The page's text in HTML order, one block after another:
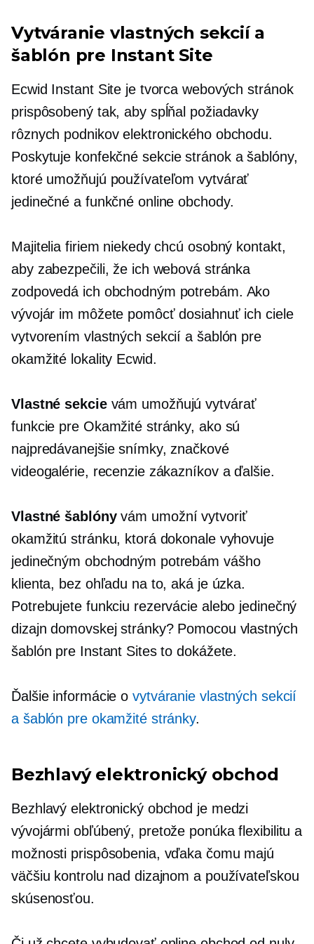
Vytváranie vlastných sekcií a
šablón pre Instant Site
Ecwid Instant Site je tvorca webových stránok
prispôsobený tak, aby spĺňal požiadavky
rôznych podnikov elektronického obchodu.
Poskytuje konfekčné sekcie stránok a šablóny,
ktoré umožňujú používateľom vytvárať
jedinečné a funkčné online obchody.
Majitelia firiem niekedy chcú osobný kontakt,
aby zabezpečili, že ich webová stránka
zodpovedá ich obchodným potrebám. Ako
vývojár im môžete pomôcť dosiahnuť ich ciele
vytvorením vlastných sekcií a šablón pre
okamžité lokality Ecwid.
Vlastné sekcievám umožňujú vytvárať
funkcie pre Okamžité stránky, ako sú
najpredávanejšie snímky, značkové
videogalérie, recenzie zákazníkov a ďalšie.
Vlastné šablónyvám umožní vytvoriť
okamžitú stránku, ktorá dokonale vyhovuje
jedinečným obchodným potrebám vášho
klienta, bez ohľadu na to, aká je úzka.
Potrebujete funkciu rezervácie alebo jedinečný
dizajn domovskej stránky? Pomocou vlastných
šablón pre Instant Sites to dokážete.
Ďalšie informácie o vytváranie vlastných sekcií
a šablón pre okamžité stránky.
Bezhlavý elektronický obchod
Bezhlavý elektronický obchod je medzi
vývojármi obľúbený, pretože ponúka flexibilitu a
možnosti prispôsobenia, vďaka čomu majú
väčšiu kontrolu nad dizajnom a používateľskou
skúsenosťou.